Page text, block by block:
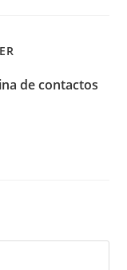
de contactos